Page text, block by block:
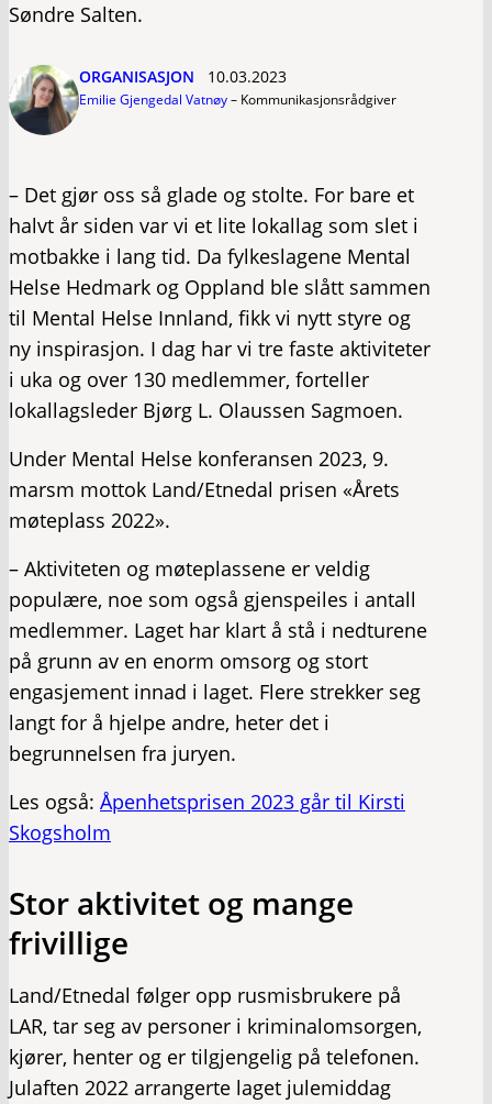
Søndre Salten.
ORGANISASJON 10.03.2023
Emilie Gjengedal Vatnøy– Kommunikasjonsrådgiver
– Det gjør oss så glade og stolte. For bare et
halvt år siden var vi et lite lokallag som slet i
motbakke i lang tid. Da fylkeslagene Mental
Helse Hedmark og Oppland ble slått sammen
til Mental Helse Innland, fikk vi nytt styre og
ny inspirasjon. I dag har vi tre faste aktiviteter
i uka og over 130 medlemmer, forteller
lokallagsleder Bjørg L. Olaussen Sagmoen.
Under Mental Helse konferansen 2023, 9.
marsm mottok Land/Etnedal prisen «Årets
møteplass 2022».
– Aktiviteten og møteplassene er veldig
populære, noe som også gjenspeiles i antall
medlemmer. Laget har klart å stå i nedturene
på grunn av en enorm omsorg og stort
engasjement innad i laget. Flere strekker seg
langt for å hjelpe andre, heter det i
begrunnelsen fra juryen.
Les også: Åpenhetsprisen 2023 går til Kirsti
Skogsholm
Stor aktivitet og mange
frivillige
Land/Etnedal følger opp rusmisbrukere på
LAR, tar seg av personer i kriminalomsorgen,
kjører, henter og er tilgjengelig på telefonen.
Julaften 2022 arrangerte laget julemiddag